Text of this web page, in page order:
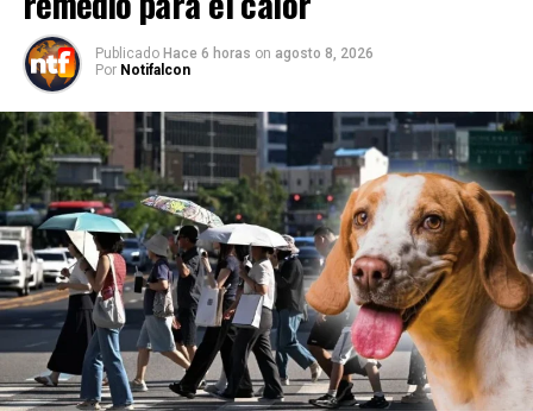
Publicado Hace 6 horas on agosto 8, 2026
Por Notifalcon